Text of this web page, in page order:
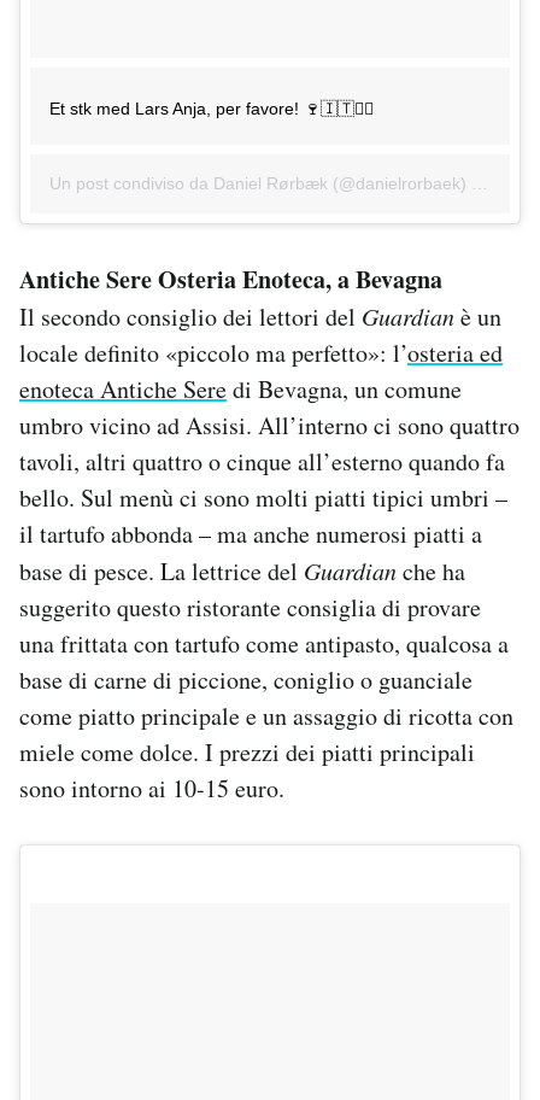
Et stk med Lars Anja, per favore! 🍷🇮🇹✌🏻️
Un post condiviso da Daniel Rørbæk (@danielrorbaek) in data:
Antiche Sere Osteria Enoteca, a Bevagna
Il secondo consiglio dei lettori del Guardianè un
locale definito «piccolo ma perfetto»: l’osteria ed
enoteca Antiche Seredi Bevagna, un comune
umbro vicino ad Assisi. All’interno ci sono quattro
tavoli, altri quattro o cinque all’esterno quando fa
bello. Sul menù ci sono molti piatti tipici umbri –
il tartufo abbonda – ma anche numerosi piatti a
base di pesce. La lettrice del Guardianche ha
suggerito questo ristorante consiglia di provare
una frittata con tartufo come antipasto, qualcosa a
base di carne di piccione, coniglio o guanciale
come piatto principale e un assaggio di ricotta con
miele come dolce. I prezzi dei piatti principali
sono intorno ai 10-15 euro.